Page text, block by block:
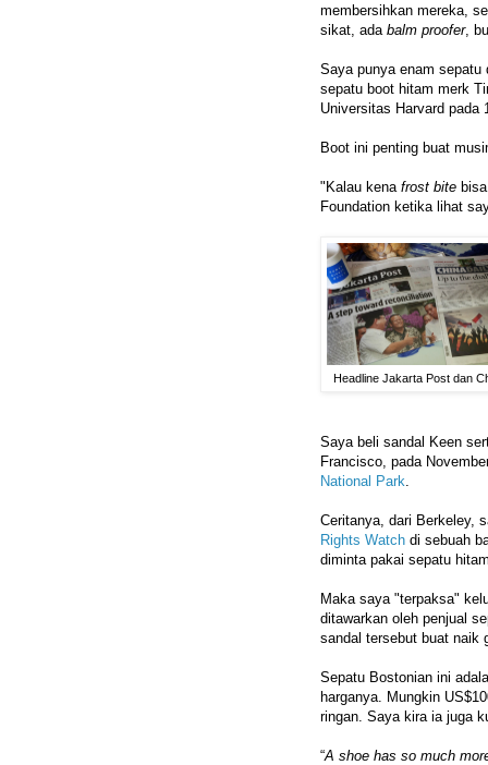
membersihkan mereka,
sikat, ada balm proofer,
Saya punya enam sepatu
sepatu boot hitam merk
Universitas Harvard pada
Boot ini penting buat
"Kalau kena frost bite
Foundation ketika lihat
Headline Jakarta Post dan
Saya beli sandal Keen
Francisco, pada
National Park
Ceritanya, dari Berkeley,
Rights Watch di sebuah
diminta pakai sepatu
Maka saya "terpaksa"
ditawarkan oleh penjual
sandal tersebut buat naik
Sepatu Bostonian ini
harganya. Mungkin
ringan. Saya kira ia juga
“A shoe has so much